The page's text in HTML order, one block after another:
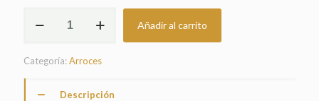
NEGRO
Añadir al carrito
Categoría:Arroces
Descripción